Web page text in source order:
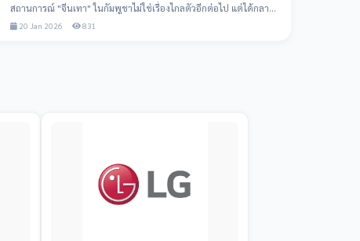
สถานการณ์ "จีนเทา" ในกัมพูชาไม่ใช่เรื่องไกลตัวอีกต่อไป แต่ได้กลาย
เป็นโครงข่ายอาช...
20 Jan 2026 831